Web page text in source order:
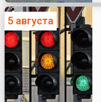
5 августа